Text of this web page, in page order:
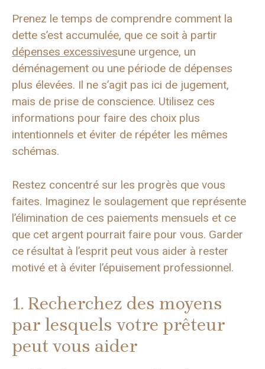
Prenez le temps de comprendre comment la
dette s’est accumulée, que ce soit à partir
dépenses excessivesune urgence, un
déménagement ou une période de dépenses
plus élevées. Il ne s’agit pas ici de jugement,
mais de prise de conscience. Utilisez ces
informations pour faire des choix plus
intentionnels et éviter de répéter les mêmes
schémas.
Restez concentré sur les progrès que vous
faites. Imaginez le soulagement que représente
l’élimination de ces paiements mensuels et ce
que cet argent pourrait faire pour vous. Garder
ce résultat à l’esprit peut vous aider à rester
motivé et à éviter l’épuisement professionnel.
1. Recherchez des moyens
par lesquels votre prêteur
peut vous aider